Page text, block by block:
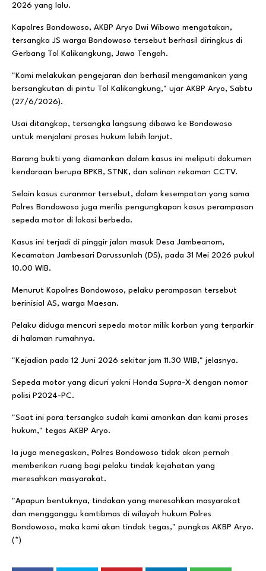
2026 yang lalu.
​Kapolres Bondowoso, AKBP Aryo Dwi Wibowo mengatakan,
tersangka JS warga Bondowoso tersebut berhasil diringkus di
Gerbang Tol Kalikangkung, Jawa Tengah.
​"Kami melakukan pengejaran dan berhasil mengamankan yang
bersangkutan di pintu Tol Kalikangkung," ujar AKBP Aryo, Sabtu
(27/6/2026).
Usai ditangkap, tersangka langsung dibawa ke Bondowoso
untuk menjalani proses hukum lebih lanjut.
​Barang bukti yang diamankan dalam kasus ini meliputi dokumen
kendaraan berupa BPKB, STNK, dan salinan rekaman CCTV.
Selain kasus curanmor tersebut, dalam kesempatan yang sama
Polres Bondowoso juga merilis pengungkapan kasus perampasan
sepeda motor di lokasi berbeda.
Kasus ini terjadi di pinggir jalan masuk Desa Jambeanom,
Kecamatan Jambesari Darussunlah (DS), pada 31 Mei 2026 pukul
10.00 WIB.
​Menurut Kapolres Bondowoso, pelaku perampasan tersebut
berinisial AS, warga Maesan.
​Pelaku diduga mencuri sepeda motor milik korban yang terparkir
di halaman rumahnya.
"Kejadian pada 12 Juni 2026 sekitar jam 11.30 WIB," jelasnya.
Sepeda motor yang dicuri yakni Honda Supra-X dengan nomor
polisi P2024-PC.
"Saat ini para tersangka sudah kami amankan dan kami proses
hukum," tegas AKBP Aryo.
Ia juga menegaskan, Polres Bondowoso tidak akan pernah
memberikan ruang bagi pelaku tindak kejahatan yang
meresahkan masyarakat.
"Apapun bentuknya, tindakan yang meresahkan masyarakat
dan mengganggu kamtibmas di wilayah hukum Polres
Bondowoso, maka kami akan tindak tegas," pungkas AKBP Aryo.
(*)